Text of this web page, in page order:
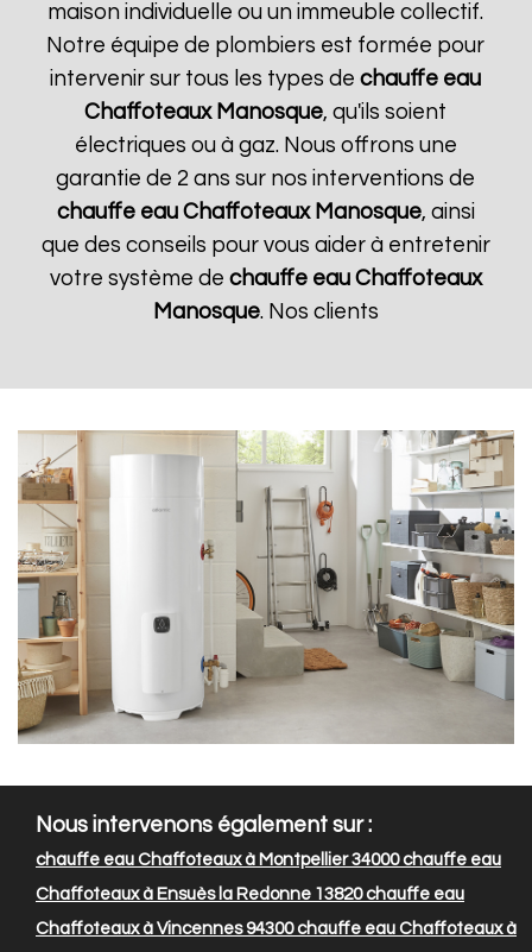
maison individuelle ou un immeuble collectif.
Notre équipe de plombiers est formée pour
intervenir sur tous les types dechauffe eau
Chaffoteaux Manosque, qu'ils soient
électriques ou à gaz. Nous offrons une
garantie de 2 ans sur nos interventions de
chauffe eau Chaffoteaux Manosque, ainsi
que des conseils pour vous aider à entretenir
votre système de chauffe eau Chaffoteaux
Manosque. Nos clients
Nous intervenons également sur :
chauffe eau Chaffoteaux à Montpellier 34000chauffe eau
Chaffoteaux à Ensuès la Redonne 13820chauffe eau
Chaffoteaux à Vincennes 94300chauffe eau Chaffoteaux à